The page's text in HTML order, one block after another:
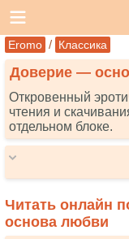
Eromo / Классика
Доверие —
Откровенный
чтения и
отдельном блоке.
Читать онлайн
основа любви